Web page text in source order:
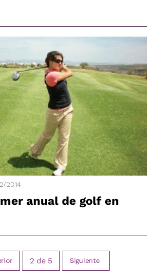
2014
anual de golf en
2 de 5 Siguiente